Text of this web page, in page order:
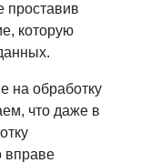
проставив
которую
на обработку
что даже в
вправе